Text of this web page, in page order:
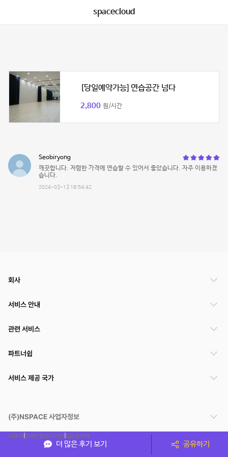
spacecloud
[당일예약가능] 연습공간 넘다
2,800 원/시간
Seobiryong
깨끗합니다. 저렴한 가격에 연습할 수 있어서 좋았습니다. 자주 이용하겠
습니다.
2024-03-13 18:54:42
더 많은 후기 보기 공유하기
회사
서비스 안내
관련 서비스
파트너쉽
서비스 제공 국가
(주)NSPACE 사업자정보
이용약관개인정보처리방침운영정책
스페이스클라우드는 통신판매중개자이며 통신판매의 당사자가 아닙니다. 따라서 스페이스클